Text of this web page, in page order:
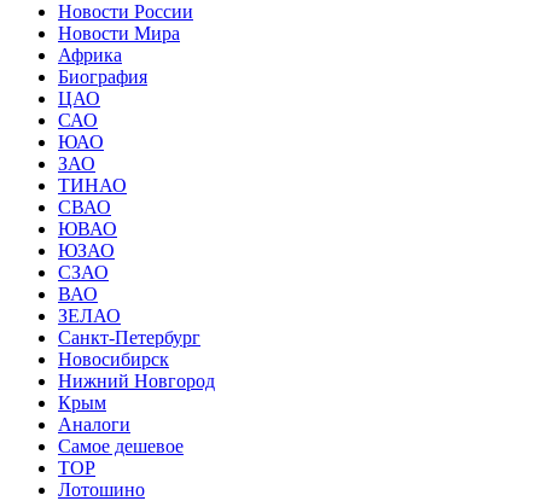
Новости России
Новости Мира
Африка
Биография
ЦАО
САО
ЮАО
ЗАО
ТИНАО
СВАО
ЮВАО
ЮЗАО
СЗАО
ВАО
ЗЕЛАО
Санкт-Петербург
Новосибирск
Нижний Новгород
Крым
Аналоги
Самое дешевое
TOP
Лотошино